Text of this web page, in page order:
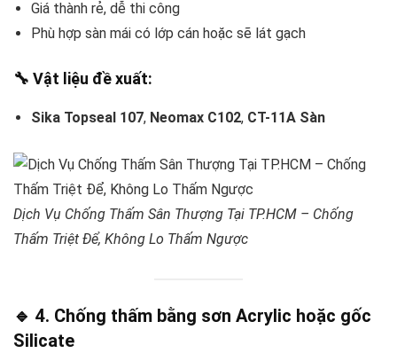
Giá thành rẻ, dễ thi công
Phù hợp sàn mái có lớp cán hoặc sẽ lát gạch
🔧 Vật liệu đề xuất:
Sika Topseal 107, Neomax C102, CT-11A Sàn
Dịch Vụ Chống Thấm Sân Thượng Tại TP.HCM – Chống
Thấm Triệt Để, Không Lo Thấm Ngược
🔹 4. Chống thấm bằng sơn Acrylic hoặc gốc
Silicate